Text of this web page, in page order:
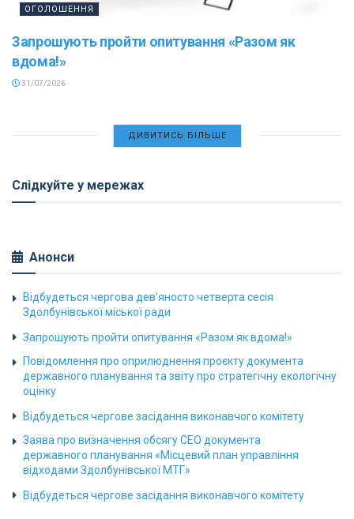
ОГОЛОШЕННЯ
Запрошують пройти опитування «Разом як
вдома!»
31/07/2026
ДИВИТИСЬ БІЛЬШЕ
Слідкуйте у мережах
Анонси
Відбудеться чергова дев’яносто четверта сесія
Здолбунівської міської ради
Запрошують пройти опитування «Разом як вдома!»
Повідомлення про оприлюднення проєкту документа
державного планування та звіту про стратегічну екологічну
оцінку
Відбудеться чергове засідання виконавчого комітету
Заява про визначення обсягу СЕО документа
державного планування «Місцевий план управління
відходами Здолбунівської МТГ»
Відбудеться чергове засідання виконавчого комітету